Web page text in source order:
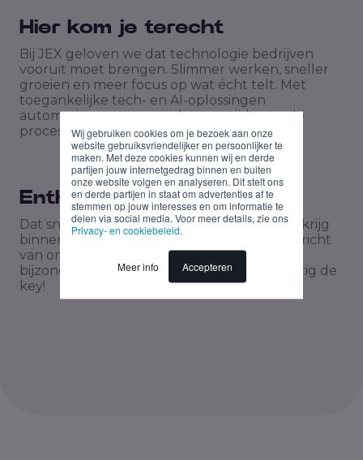
Wij gebruiken cookies om je bezoek aan onze
website gebruiksvriendelijker en persoonlijker te
maken. Met deze cookies kunnen wij en derde
partijen jouw internetgedrag binnen en buiten
onze website volgen en analyseren. Dit stelt ons
en derde partijen in staat om advertenties af te
stemmen op jouw interesses en om informatie te
delen via social media. Voor meer details, zie ons
Privacy- en cookiebeleid
Meer info Accepteren
Hier kom je terecht
Bij JEX geloven we dat technologie bedrijven
vooruit moet brengen. Slimmer werken, sneller
groeien en meer focus op wat écht telt. Met
toegankelijke tech- en AI-oplossingen
automatiseren we complexe en tijdrovende
processen voor B2B-organisaties.
Enthousiast?
Dat snappen we! Deel je cv en motivatie en krijg
binnen twee werkdagen na je sollicitatie bericht
van ons. We zijn erg benieuwd naar wat jou
bijzonder maakt. Tip: kort is de kunst, krachtig de
key!